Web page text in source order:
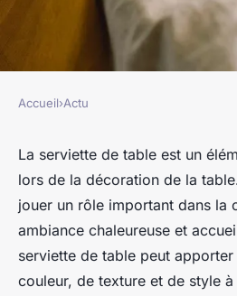
Comment choisir
de table parfaite ?
franck•11 janvier 2024•2 min de
Accueil›Actu
La serviette de table est un
lors de la décoration de la
jouer un rôle important dans la
ambiance chaleureuse et
serviette de table peut
couleur, de texture et de style